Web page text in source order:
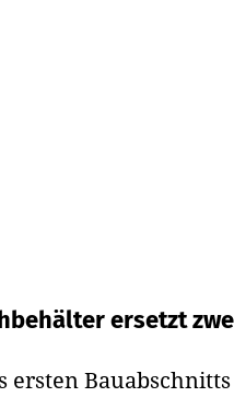
ersetzt
ersten